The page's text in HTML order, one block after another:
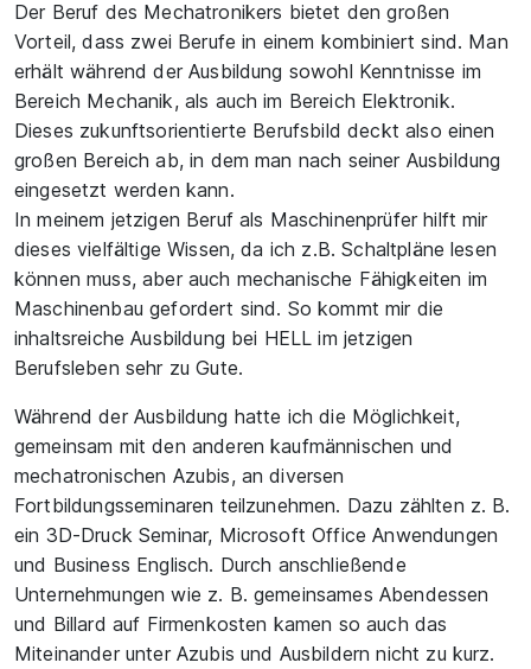
Der Beruf des Mechatronikers bietet den großen
Vorteil, dass zwei Berufe in einem kombiniert sind. Man
erhält während der Ausbildung sowohl Kenntnisse im
Bereich Mechanik, als auch im Bereich Elektronik.
Dieses zukunftsorientierte Berufsbild deckt also einen
großen Bereich ab, in dem man nach seiner Ausbildung
eingesetzt werden kann.
In meinem jetzigen Beruf als Maschinenprüfer hilft mir
dieses vielfältige Wissen, da ich z.B. Schaltpläne lesen
können muss, aber auch mechanische Fähigkeiten im
Maschinenbau gefordert sind. So kommt mir die
inhaltsreiche Ausbildung bei HELL im jetzigen
Berufsleben sehr zu Gute.
Während der Ausbildung hatte ich die Möglichkeit,
gemeinsam mit den anderen kaufmännischen und
mechatronischen Azubis, an diversen
Fortbildungsseminaren teilzunehmen. Dazu zählten z. B.
ein 3D-Druck Seminar, Microsoft Office Anwendungen
und Business Englisch. Durch anschließende
Unternehmungen wie z. B. gemeinsames Abendessen
und Billard auf Firmenkosten kamen so auch das
Miteinander unter Azubis und Ausbildern nicht zu kurz.